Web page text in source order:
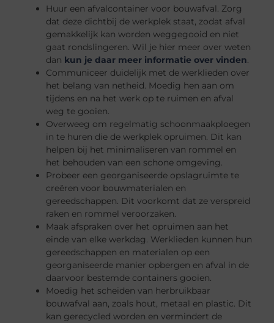
Huur een afvalcontainer voor bouwafval. Zorg
dat deze dichtbij de werkplek staat, zodat afval
gemakkelijk kan worden weggegooid en niet
gaat rondslingeren. Wil je hier meer over weten
dan kun je daar meer informatie over vinden.
Communiceer duidelijk met de werklieden over
het belang van netheid. Moedig hen aan om
tijdens en na het werk op te ruimen en afval
weg te gooien.
Overweeg om regelmatig schoonmaakploegen
in te huren die de werkplek opruimen. Dit kan
helpen bij het minimaliseren van rommel en
het behouden van een schone omgeving.
Probeer een georganiseerde opslagruimte te
creëren voor bouwmaterialen en
gereedschappen. Dit voorkomt dat ze verspreid
raken en rommel veroorzaken.
Maak afspraken over het opruimen aan het
einde van elke werkdag. Werklieden kunnen hun
gereedschappen en materialen op een
georganiseerde manier opbergen en afval in de
daarvoor bestemde containers gooien.
Moedig het scheiden van herbruikbaar
bouwafval aan, zoals hout, metaal en plastic. Dit
kan gerecycled worden en vermindert de